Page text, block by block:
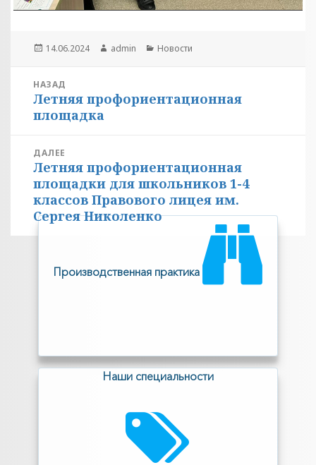
Опубликовано
14.06.2024 Автор
admin Рубрики
Новости
Навигация
по
записям
НАЗАД
Предыдущая
запись:
Летняя профориентационная
площадка
ДАЛЕЕ
Следующая
запись:
Летняя профориентационная
площадки для школьников 1-4
классов Правового лицея им.
Сергея Николенко
Производственная практика
Наши специальности